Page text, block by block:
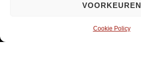
VOORKEUREN
Cookie Policy